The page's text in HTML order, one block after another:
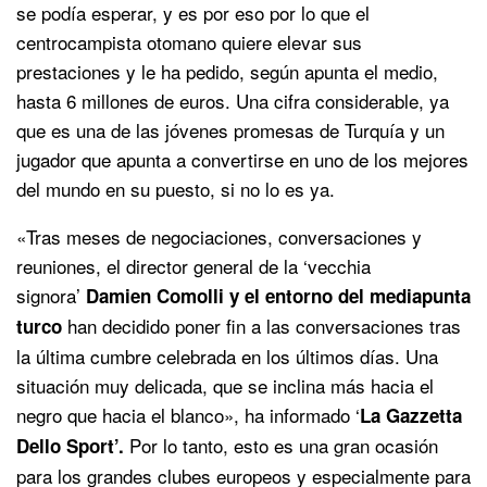
se podía esperar, y es por eso por lo que el
centrocampista otomano quiere elevar sus
prestaciones y le ha pedido, según apunta el medio,
hasta 6 millones de euros. Una cifra considerable, ya
que es una de las jóvenes promesas de Turquía y un
jugador que apunta a convertirse en uno de los mejores
del mundo en su puesto, si no lo es ya.
«Tras meses de negociaciones, conversaciones y
reuniones, el director general de la ‘vecchia
signora’ Damien Comolli y el entorno del mediapunta
turco han decidido poner fin a las conversaciones tras
la última cumbre celebrada en los últimos días. Una
situación muy delicada, que se inclina más hacia el
negro que hacia el blanco», ha informado ‘La Gazzetta
Dello Sport’. Por lo tanto, esto es una gran ocasión
para los grandes clubes europeos y especialmente para